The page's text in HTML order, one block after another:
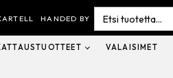
HANDED BY
Search
for:
VALAISIMET